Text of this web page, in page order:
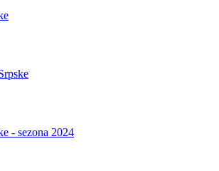
- sezona 2024